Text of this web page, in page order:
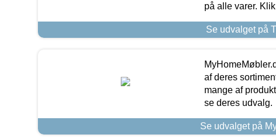
på alle varer.
Se udvalget på
af deres
mange af
se deres udvalg.
Se udvalget på